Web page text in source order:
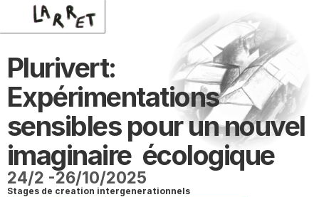
Plurivert:
Expérimentations
sensibles pour un nouvel
imaginaire  écologique
24/2 -26/10/2025
Stages de creation intergenerationnels